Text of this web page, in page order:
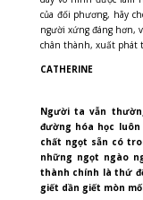
của đối phương, hãy
người xứng đáng hơn,
chân thành, xuất phát
CATHERINE
Người ta vẫn
đường hóa học
chất ngọt sẵn có
những ngọt ngào
thành chính là thứ
giết dần giết mòn